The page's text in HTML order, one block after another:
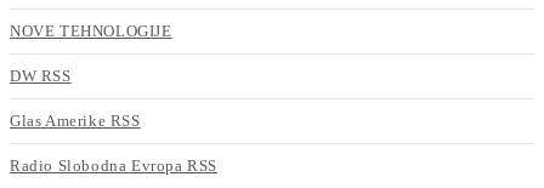
NOVE TEHNOLOGIJE
DW RSS
Glas Amerike RSS
Radio Slobodna Evropa RSS